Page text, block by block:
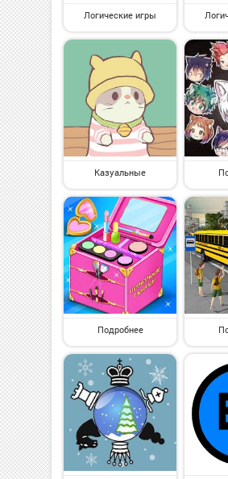
Логические игры
Казуальные
Подробнее